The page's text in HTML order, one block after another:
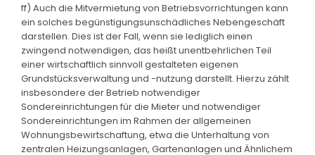
ff) Auch die Mitvermietung von Betriebsvorrichtungen kann
ein solches begünstigungsunschädliches Nebengeschäft
darstellen. Dies ist der Fall, wenn sie lediglich einen
zwingend notwendigen, das heißt unentbehrlichen Teil
einer wirtschaftlich sinnvoll gestalteten eigenen
Grundstücksverwaltung und -nutzung darstellt. Hierzu zählt
insbesondere der Betrieb notwendiger
Sondereinrichtungen für die Mieter und notwendiger
Sondereinrichtungen im Rahmen der allgemeinen
Wohnungsbewirtschaftung, etwa die Unterhaltung von
zentralen Heizungsanlagen, Gartenanlagen und Ähnlichem